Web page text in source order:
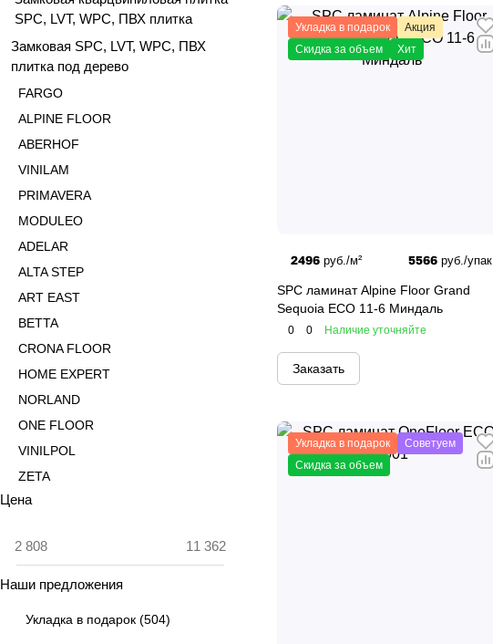
Укладка в подарок
Акция
Скидка за объем
Хит
2496 руб./м² 5566 руб./упак
SPC ламинат Alpine Floor Grand
Sequoia ECO 11-6 Миндаль
0 0 Наличие уточняйте
Заказать
Укладка в подарок
Советуем
Скидка за объем
SPC, LVT, WPC, ПВХ плитка
Замковая SPC, LVT, WPC, ПВХ
плитка под дерево
FARGO
ALPINE FLOOR
ABERHOF
VINILAM
PRIMAVERA
MODULEO
ADELAR
ALTA STEP
ART EAST
BETTA
CRONA FLOOR
HOME EXPERT
NORLAND
ONE FLOOR
VINILPOL
ZETA
Цена
Наши предложения
Укладка в подарок (504)